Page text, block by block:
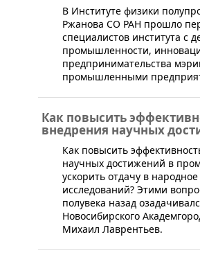
​В Институте физики
Ржанова СО РАН прошло
специалистов института с
промышленности,
предпринимательства
промышленными
Как повысить
внедрения научных
​Как повысить
научных достижений в
ускорить отдачу в
исследований? Этими
полувека назад
Новосибирского
Михаил Лаврентьев.